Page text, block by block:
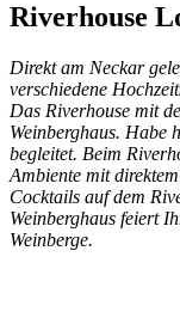
Riverhouse
Direkt am Neckar
verschiedene
Das Riverhouse mit
Weinberghaus. Habe
begleitet. Beim
Ambiente mit
Cocktails auf dem
Weinberghaus feiert
Weinberge.